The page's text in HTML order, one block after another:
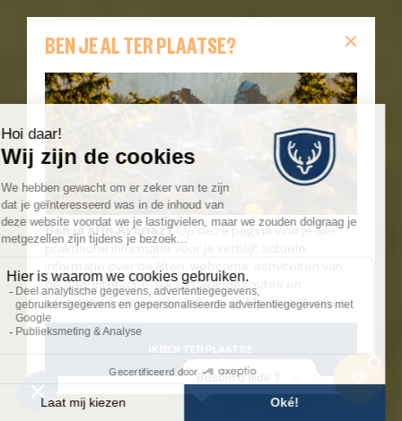
BEN JE AL TER PLAATSE?
Ben je al in Avoriaz? Op deze pagina vind je alle
informatie over de liften, webcams, activiteiten van
de dag, interactieve kaart, wandelroutes en
informatie over de pendelbussen Morzine–Avoriaz.
IK BEN TER PLAATSE
Besoin d'aide ?